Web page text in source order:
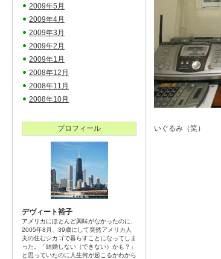
いぐるみ（笑）
2009年5月
2009年4月
2009年3月
2009年2月
2009年1月
2008年12月
2008年11月
2008年10月
プロフィール
デヴィート裕子
アメリカにほとんど興味がなかったのに、
2005年8月、39歳にして突然アメリカ人
夫の住むシカゴで暮らすことになってしま
った。「結婚しない（できない）かも？」
と思っていたのに人生何が起こるかわから